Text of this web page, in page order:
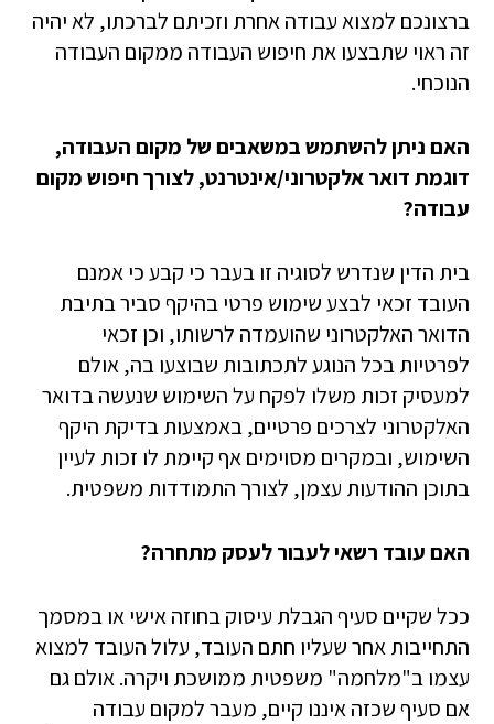
ברצונכם למצוא עבודה אחרת וזכיתם לברכתו, לא יהיה
זה ראוי שתבצעו את חיפוש העבודה ממקום העבודה
הנוכחי.
האם ניתן להשתמש במשאבים של מקום העבודה,
דוגמת דואר אלקטרוני/אינטרנט, לצורך חיפוש מקום
עבודה?
בית הדין שנדרש לסוגיה זו בעבר כי קבע כי אמנם
העובד זכאי לבצע שימוש פרטי בהיקף סביר בתיבת
הדואר האלקטרוני שהועמדה לרשותו, וכן זכאי
לפרטיות בכל הנוגע לתכתובות שבוצעו בה, אולם
למעסיק זכות משלו לפקח על השימוש שנעשה בדואר
האלקטרוני לצרכים פרטיים, באמצעות בדיקת היקף
השימוש, ובמקרים מסוימים אף קיימת לו זכות לעיין
בתוכן ההודעות עצמן, לצורך התמודדות משפטית.
האם עובד רשאי לעבור לעסק מתחרה?
ככל שקיים סעיף הגבלת עיסוק בחוזה אישי או במסמך
התחייבות אחר שעליו חתם העובד, עלול העובד למצוא
עצמו ב"מלחמה" משפטית ממושכת ויקרה. אולם גם
אם סעיף שכזה איננו קיים, מעבר למקום עבודה